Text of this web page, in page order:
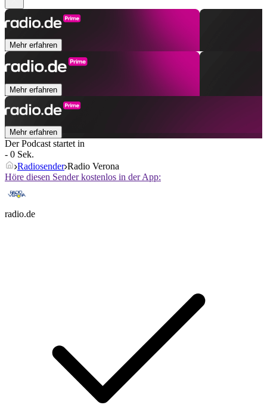
Mehr erfahren
Mehr erfahren
Mehr erfahren
Der Podcast startet in
- 0 Sek.
Radiosender Radio Verona
Höre diesen Sender kostenlos in der App:
radio.de